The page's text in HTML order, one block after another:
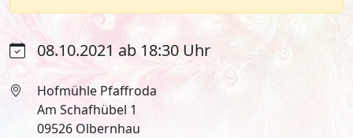
08.10.2021 ab 18:30 Uhr
Hofmühle Pfaffroda
Am Schafhübel 1
09526 Olbernhau